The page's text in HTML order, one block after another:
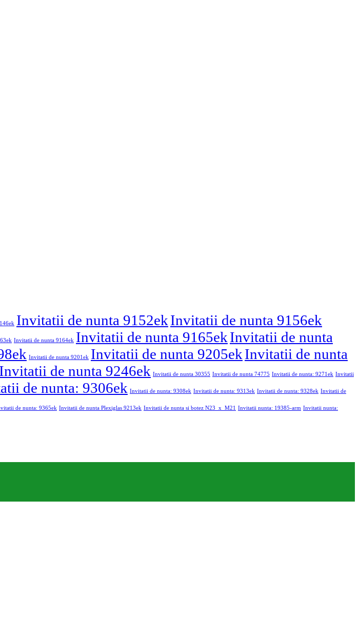
Invitatii de nunta 9152ekInvitatii de nunta 9156ek
Invitatii de nunta 9164ek Invitatii de nunta 9165ekInvitatii de nunta
Invitatii de nunta 9201ek Invitatii de nunta 9205ekInvitatii de nunta
Invitatii de nunta 9246ek Invitatii de nunta 30355 Invitatii de nunta 74775 Invitatii de nunta: 9271ek Invitatii
de nunta: 9306ek Invitatii de nunta: 9308ek Invitatii de nunta: 9313ek Invitatii de nunta: 9328ek Invitatii de
de nunta: 9365ek Invitatii de nunta Plexiglas 9213ek Invitatii de nunta si botez N23_x_M21 Invitatii nunta: 19385-arm Invitatii nunta: